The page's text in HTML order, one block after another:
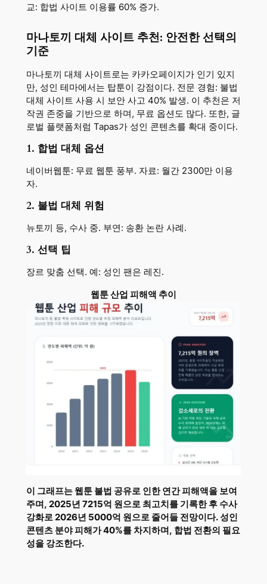
교: 합법 사이트 이용률 60% 증가.
마나토끼 대체 사이트 추천: 안전한 선택의
기준
마나토끼 대체 사이트로는 카카오페이지가 인기 있지
만, 성인 테마에서는 탑툰이 강점이다. 전문 경험: 불법
대체 사이트 사용 시 보안 사고 40% 발생. 이 추천은 저
작권 존중을 기반으로 하며, 무료 옵션도 많다. 또한, 글
로벌 플랫폼처럼 Tapas가 성인 콘텐츠를 확대 중이다.
1. 합법 대체 옵션
네이버웹툰: 무료 웹툰 풍부. 자료: 월간 2300만 이용
자.
2. 불법 대체 위험
뉴토끼 등, 수사 중. 부연: 송환 논란 사례.
3. 선택 팁
장르 맞춤 선택. 예: 성인 팬은 레진.
웹툰 산업 피해액 추이
이 그래프는 웹툰 불법 공유로 인한 연간 피해액을 보여
주며, 2025년 7215억 원으로 최고치를 기록한 후 수사
강화로 2026년 5000억 원으로 줄어들 전망이다. 성인
콘텐츠 분야 피해가 40%를 차지하며, 합법 전환의 필요
성을 강조한다.